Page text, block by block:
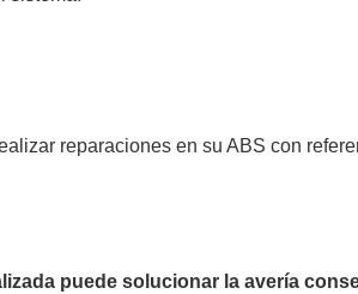
reparaciones en su ABS con
puede solucionar la avería